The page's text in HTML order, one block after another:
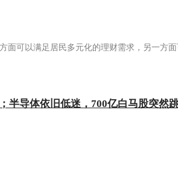
面可以满足居民多元化的理财需求，另一方
半导体依旧低迷，700亿白马股突然